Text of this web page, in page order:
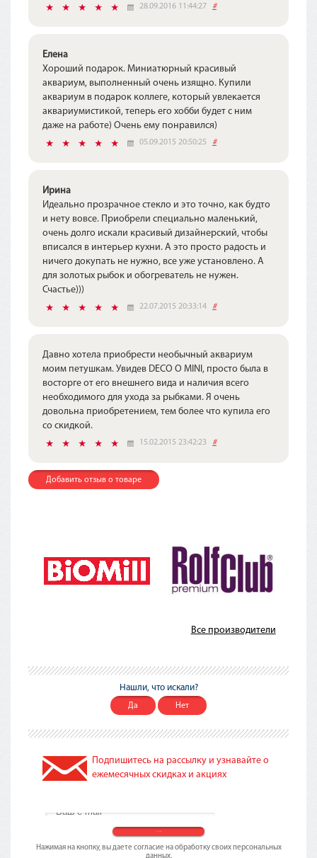
28.09.2016 11:44:27 #
Елена
Хороший подарок. Миниатюрный красивый
аквариум, выполненный очень изящно. Купили
аквариум в подарок коллеге, который увлекается
аквариумистикой, теперь его хобби будет с ним
даже на работе) Очень ему понравился)
05.09.2015 20:50:25 #
Ирина
Идеально прозрачное стекло и это точно, как будто
и нету вовсе. Приобрели специально маленький,
очень долго искали красивый дизайнерский, чтобы
вписался в интерьер кухни. А это просто радость и
ничего докупать не нужно, все уже установлено. А
для золотых рыбок и обогреватель не нужен.
Счастье)))
22.07.2015 20:33:14 #
Давно хотела приобрести необычный аквариум
моим петушкам. Увидев DECO O MINI, просто была в
восторге от его внешнего вида и наличия всего
необходимого для ухода за рыбками. Я очень
довольна приобретением, тем более что купила его
со скидкой.
15.02.2015 23:42:23 #
Добавить отзыв о товаре
Все производители
Нашли, что искали?
Да Нет
Подпишитесь на рассылку и узнавайте о
ежемесячных скидках и акциях
Нажимая на кнопку, вы даете согласие на обработку своих персональных
данных.